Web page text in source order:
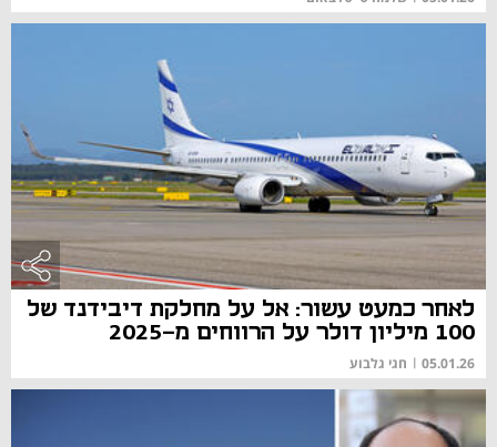
לאחר כמעט עשור: אל על מחלקת דיבידנד של
100 מיליון דולר על הרווחים מ-2025
05.01.26
| חגי גלבוע